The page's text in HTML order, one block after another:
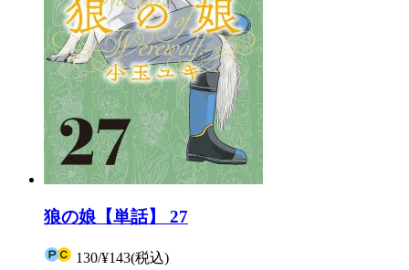
狼の娘【単話】 27
130/¥143(税込)